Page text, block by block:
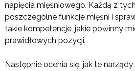
napięcia mięśniowego. Każdą z
poszczególne funkcje mięśni i
takie kompetencje, jakie powinny
prawidłowych pozycji.
Następnie ocenia się, jak te